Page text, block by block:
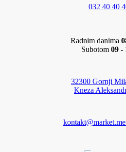
032 40 40
Radnim danima
Subotom 09 -
32300 Gornji
Kneza